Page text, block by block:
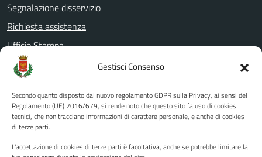
Gestisci Consenso
Secondo quanto disposto dal nuovo regolamento GDPR sulla Privacy, ai sensi del
Regolamento (UE) 2016/679, si rende noto che questo sito fa uso di cookies
tecnici, che non tracciano informazioni di carattere personale, e anche di cookies
di terze parti.
L'accettazione di cookies di terze parti è facoltativa, anche se potrebbe limitare la
Segnalazione disservizio
Richiesta assistenza
Ufficio Stampa
Amministrazione Trasparente
Albo pretorio
Informativa privacy
Note legali